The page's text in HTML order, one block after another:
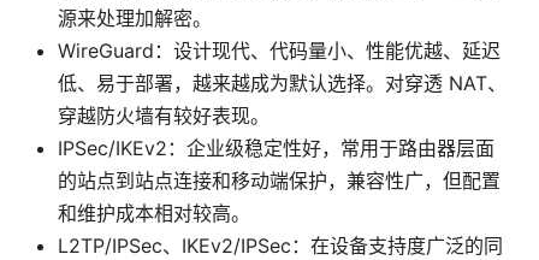
源来处理加解密。
WireGuard：设计现代、代码量小、性能优越、延迟
低、易于部署，越来越成为默认选择。对穿透 NAT、
穿越防火墙有较好表现。
IPSec/IKEv2：企业级稳定性好，常用于路由器层面
的站点到站点连接和移动端保护，兼容性广，但配置
和维护成本相对较高。
L2TP/IPSec、IKEv2/IPSec：在设备支持度广泛的同